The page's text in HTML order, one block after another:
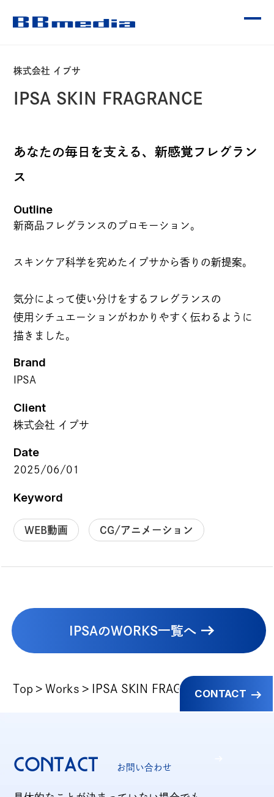
CONTENTS
OUR SERVICE
WORKS
NEWS
COMPANY
理念
カルチャー
あゆみ
BB MAGAZINE
JOIN US
採用情報
その他お問い合わせ
情報セキュリティ方針
CONTACT
株式会社 イプサ
IPSA SKIN FRAGRANCE
あなたの毎日を支える、新感覚フレグラン
ス
Outline
新商品フレグランスのプロモーション。
スキンケア科学を究めたイプサから香りの新提案。
気分によって使い分けをするフレグランスの
使用シチュエーションがわかりやすく伝わるように
描きました。
Brand
IPSA
Client
株式会社 イプサ
Date
2025/06/01
Keyword
WEB動画 CG/アニメーション
IPSAのWORKS一覧へ
Top Works IPSA SKIN FRAGRANCE
CONTACT お問い合わせ